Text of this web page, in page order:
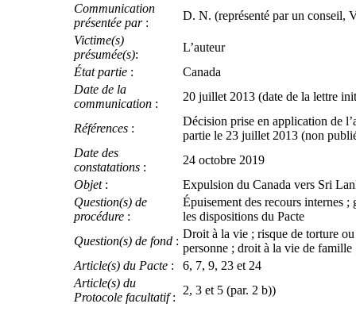
Communication
présentée par :
D. N. (représenté par un conseil,
Victime(s)
présumée(s):
L’auteur
État partie :
Canada
Date de la
communication :
20 juillet 2013 (date de la lettre
Références :
Décision prise en application de
partie le 23 juillet 2013 (non
Date des
constatations :
24 octobre 2019
Objet :
Expulsion du Canada vers Sri
Question(s) de
procédure :
Épuisement des recours internes
les dispositions du Pacte
Question(s) de fond :
Droit à la vie ; risque de torture
personne ; droit à la vie de famille
Article(s) du Pacte :
6, 7, 9, 23 et 24
Article(s) du
Protocole facultatif:
2, 3 et 5 (par. 2 b))